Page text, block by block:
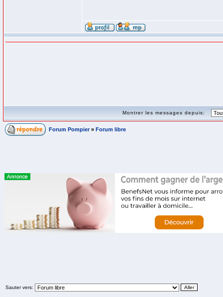
Montrer les messages depuis:
Forum Pompier » Forum libre
Sauter vers: